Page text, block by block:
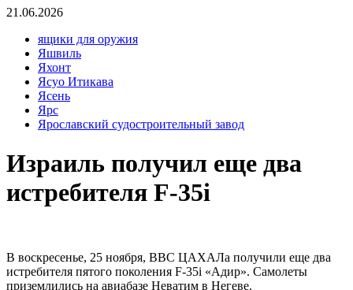
21.06.2026
ящики для оружия
Яшвиль
Яхонт
Ясуо Итикава
Ясень
Ярс
Ярославский судостроительный завод
Израиль получил еще два
истребителя F-35i
В воскресенье, 25 ноября, ВВС ЦАХАЛа получили еще два
истребителя пятого поколения F-35i «Адир». Самолеты
приземлились на авиабазе Неватим в Негеве.